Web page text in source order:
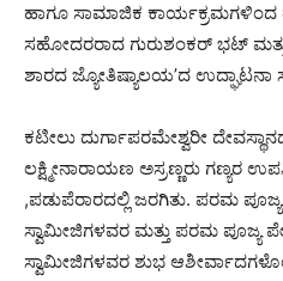
ಹಾಗೂ ಸಾಮಾಜಿಕ ಕಾರ್ಯಕ್ರಮಗಳಿಂದ
ಸಹೋದರರಾದ ಗುರುಶಂಕರ್ ಭಟ್ ಮತ್ರು
ಶಾರದ ಜ್ಯೋತಿಷ್ಯಾಲಯ’ದ ಉದ್ಘಾಟನಾ
ಕಟೀಲು ದುರ್ಗಾಪರಮೇಶ್ವರೀ
ಲಕ್ಷ್ಮೀನಾರಾಯಣ ಅಸ್ರಣ್ಣರು ಗಣ್ಯರ
,ಪಡುಪೆರಾರದಲ್ಲಿ ಜರಗಿತು. ಪರಮ
ಸ್ವಾಮೀಜಿಗಳವರ ಮತ್ತು ಪರಮ ಪೂಜ್ಯ
ಸ್ವಾಮೀಜಿಗಳವರ ಶುಭ